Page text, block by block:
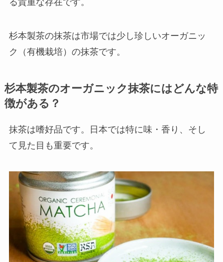
杉本製茶の抹茶は市場では少し珍しいオーガニッ
ク（有機栽培）の抹茶です。
杉本製茶のオーガニック抹茶にはどんな特
徴がある？
抹茶は嗜好品です。日本では特に味・香り、そし
て見た目も重要です。